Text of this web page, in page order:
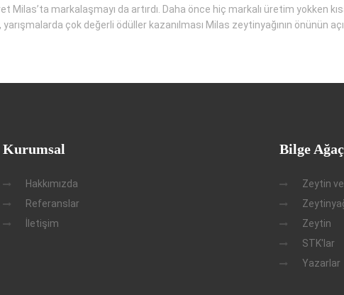
markalaşmayı da artırdı. Daha önce hiç markalı üretim yokken
çok değerli ödüller kazanılması Milas zeytinyağının önünün
Kurumsal
Hakkımızda
Referanslar
İletişim
Bilge
Zeytin
Zeytin
STK'lar
Yazarlar